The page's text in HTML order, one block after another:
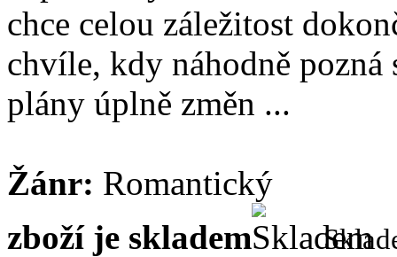
chce celou záležitost
chvíle, kdy náhodně
plány úplně změn ...
Žánr: Romantický
zboží je skladem